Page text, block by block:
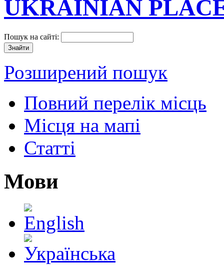
UKRAINIAN
Пошук на сайті:
Розширений пошук
Повний перелік місць
Місця на мапі
Статті
Мови